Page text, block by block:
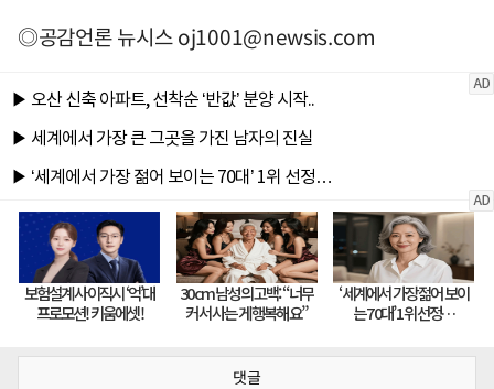
◎공감언론 뉴시스oj1001@newsis.com
댓글